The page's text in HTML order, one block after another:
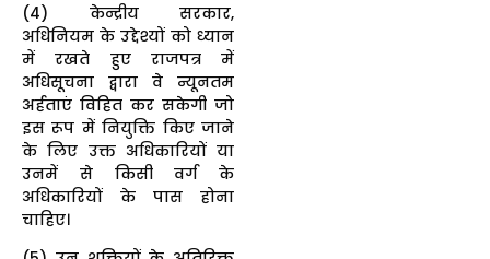
(4) केन्द्रीय सरकार,
अधिनियम के उद्देश्यों को ध्यान
में रखते हुए राजपत्र में
अधिसूचना द्वारा वे न्यूनतम
अर्हताएं विहित कर सकेगी जो
इस रूप में नियुक्ति किए जाने
के लिए उक्त अधिकारियों या
उनमें से किसी वर्ग के
अधिकारियों के पास होना
चाहिए।